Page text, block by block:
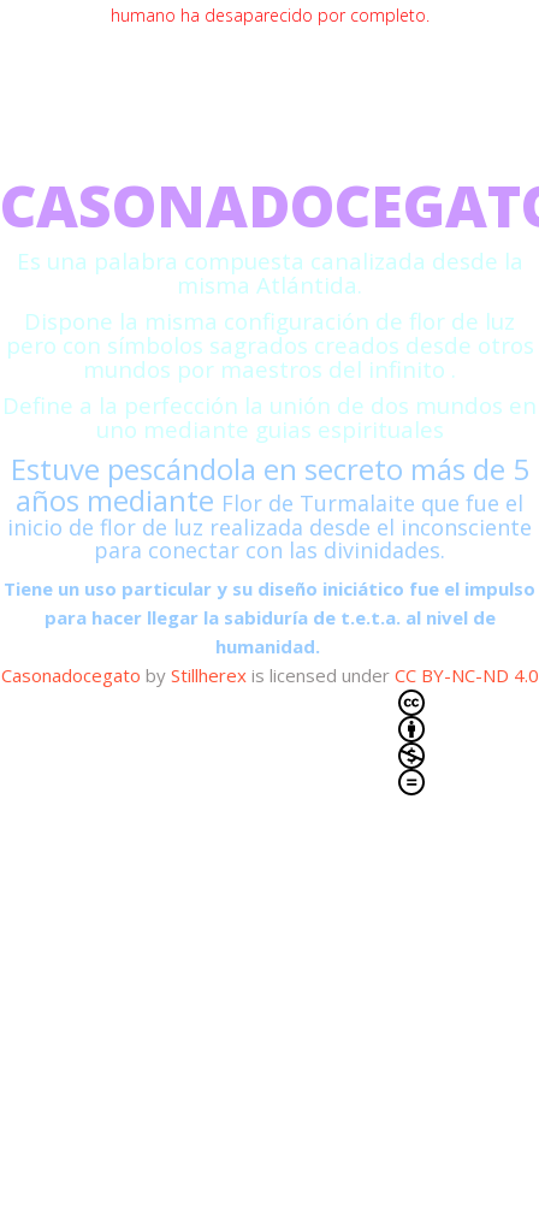
humano ha desaparecido por completo.
Es una palabra compuesta canalizada desde la
misma Atlántida.
Dispone la misma configuración de flor de luz
pero con símbolos sagrados creados desde otros
mundos por maestros del infinito .
Define a la perfección la unión de dos mundos en
uno mediante guias espirituales
Estuve pescándola en secreto más de 5
años mediante Flor de Turmalaite que fue el
inicio de flor de luz realizada desde el inconsciente
para conectar con las divinidades.
Tiene un uso particular y su diseño iniciático fue el impulso
para hacer llegar la sabiduría de t.e.t.a. al nivel de
humanidad.
Casonadocegato by Stillherex is licensed under CC BY-NC-ND 4.0